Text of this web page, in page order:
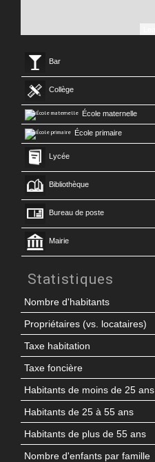
Bar
Collège
École maternelle
École primaire
Lycée
Bibliothèque
Bureau de poste
Mairie
Statistiques
Nombre d'habitants
Propriétaires (vs. locataires)
Taxe habitation
Taxe foncière
Habitants de moins de 25 ans
Habitants de 25 à 55 ans
Habitants de plus de 55 ans
Nombre d'enfants par famille